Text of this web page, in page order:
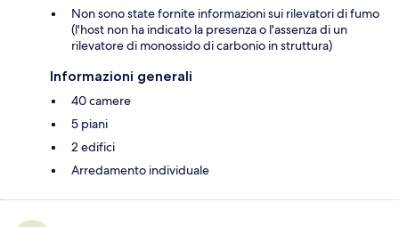
Non sono state fornite informazioni sui rilevatori di fumo
(l'host non ha indicato la presenza o l'assenza di un
rilevatore di monossido di carbonio in struttura)
Informazioni generali
40 camere
5 piani
2 edifici
Arredamento individuale